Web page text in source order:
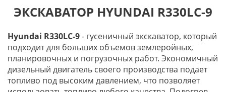
ЭКСКАВАТОР HYUNDAI R330LC-9
Hyundai R330LC-9- гусеничный экскаватор, который
подходит для больших объемов землеройных,
планировочных и погрузочных работ. Экономичный
дизельный двигатель своего производства подает
топливо под высоким давлением, что позволяет